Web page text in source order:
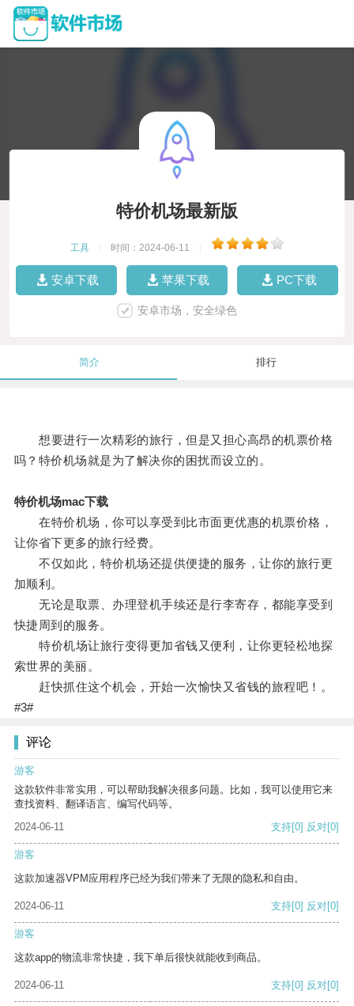
特价机场最新版
工具 时间：2024-06-11
安卓下载 苹果下载 PC下载
安卓市场，安全绿色
简介 排行
想要进行一次精彩的旅行，但是又担心高昂的机票价格
吗？特价机场就是为了解决你的困扰而设立的。
特价机场mac下载
在特价机场，你可以享受到比市面更优惠的机票价格，
让你省下更多的旅行经费。
不仅如此，特价机场还提供便捷的服务，让你的旅行更
加顺利。
无论是取票、办理登机手续还是行李寄存，都能享受到
快捷周到的服务。
特价机场让旅行变得更加省钱又便利，让你更轻松地探
索世界的美丽。
赶快抓住这个机会，开始一次愉快又省钱的旅程吧！。
#3#
评论
游客
这款软件非常实用，可以帮助我解决很多问题。比如，我可以使用它来
查找资料、翻译语言、编写代码等。
2024-06-11
支持[0] 反对[0]
游客
这款加速器VPM应用程序已经为我们带来了无限的隐私和自由。
2024-06-11 支持[0] 反对[0]
游客
这款app的物流非常快捷，我下单后很快就能收到商品。
2024-06-11 支持[0] 反对[0]